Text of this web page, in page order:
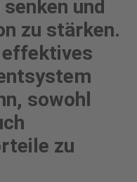
und
zu stärken.
effektives
sowohl
zu